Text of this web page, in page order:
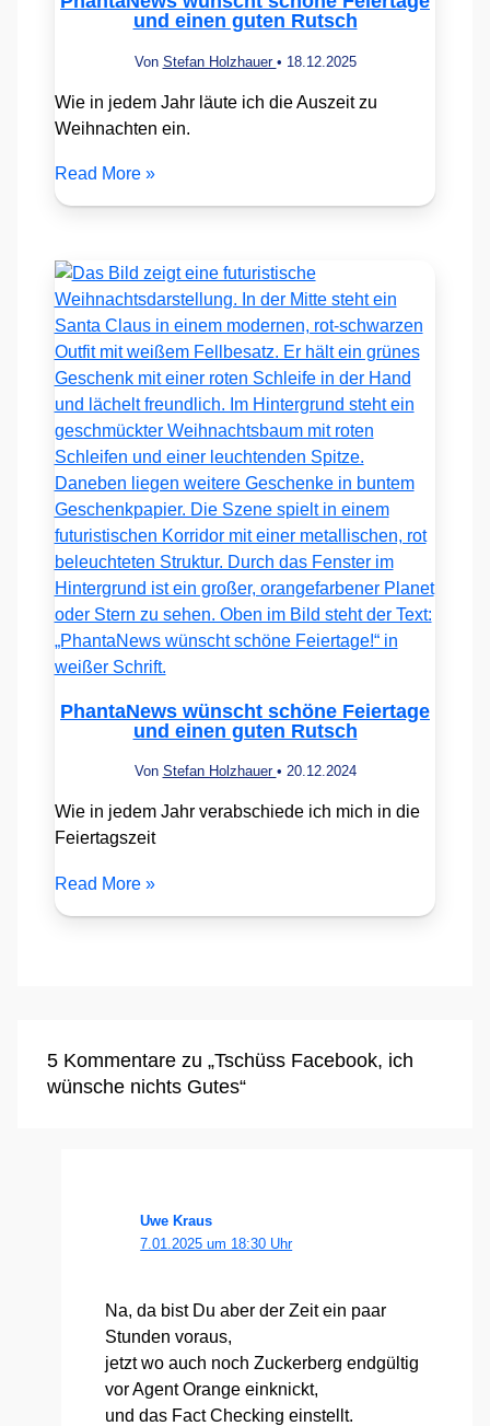
und einen guten Rutsch
Von Stefan Holzhauer • 18.12.2025
Wie in jedem Jahr läute ich die Auszeit zu
Weihnachten ein.
Read More »
PhantaNews wünscht schöne Feiertage
und einen guten Rutsch
Von Stefan Holzhauer • 20.12.2024
Wie in jedem Jahr verabschiede ich mich in die
Feiertagszeit
Read More »
5 Kommentare zu „Tschüss Facebook, ich
wünsche nichts Gutes“
Uwe Kraus
7.01.2025 um 18:30 Uhr
Na, da bist Du aber der Zeit ein paar
Stun­den vor­aus,
jetzt wo auch noch Zucker­berg end­gül­tig
vor Agent Oran­ge ein­knickt,
und das Fact Che­cking ein­stellt.